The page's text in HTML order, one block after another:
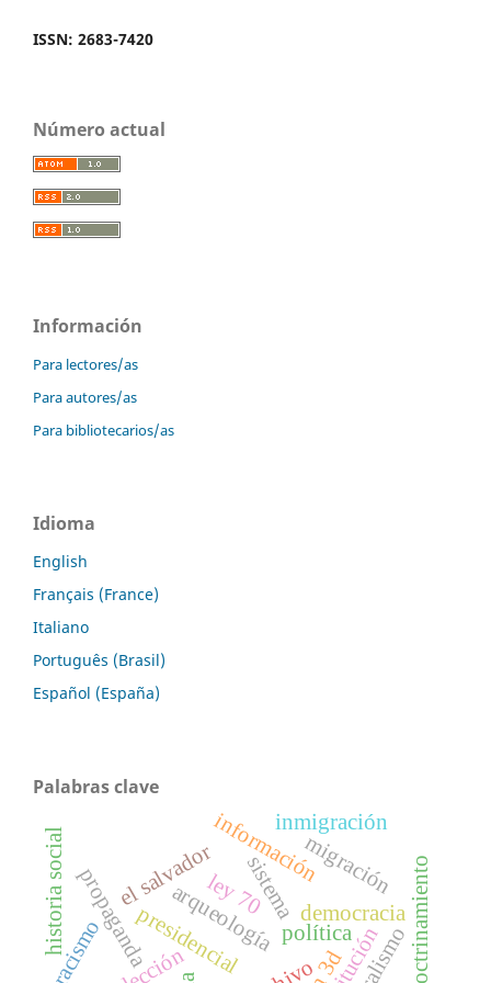
ISSN: 2683-7420
Número actual
Información
Para lectores/as
Para autores/as
Para bibliotecarios/as
Idioma
English
Français (France)
Italiano
Português (Brasil)
Español (España)
Palabras clave
política
arqueología democracia
presidencial
sistema
el salvadorinformación
propaganda adoctrinamiento
racismo
historia social migración
inmigración
ley 70